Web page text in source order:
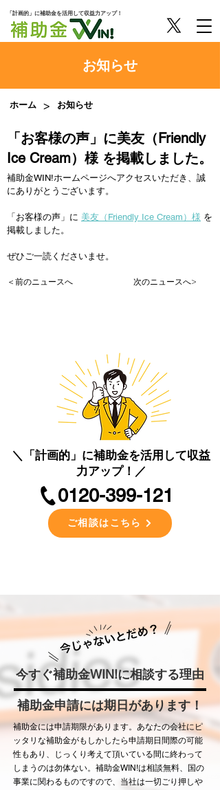
「計画的」に補助金を活用して収益力アップ！
​お知らせ
ホーム > お知らせ
「お客様の声」に美友（Friendly
Ice Cream）様 を掲載しました。
補助金WIN!ホームページへアクセスいただき、誠
にありがとうございます。
「お客様の声」に 美友（Friendly Ice Cream）様 を
掲載しました。
ぜひご一読くださいませ。
＜前のニュースへ 次のニュースへ>
＼「計画的」に補助金を活用して収益
力アップ！／
​0120-399-121
ご相談はこちら
​今すぐ補助金WIN!に相談する理由
​補助金申請には期日があります！
補助金には申請期限があります。あなたの会社にピ
ッタリな補助金がもしかしたら申請期日間際の可能
性もあり、じっくり考えて頂いている間に終わって
しまうのは勿体ない。補助金WIN!は相談無料、国の
事業に関わるものですので、当社は一切ごり押しや